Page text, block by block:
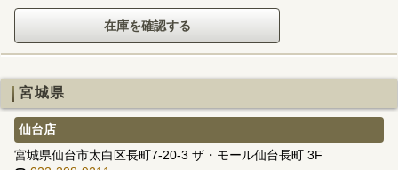
宮城県
仙台店
宮城県仙台市太白区長町7-20-3 ザ・モール仙台長町 3F